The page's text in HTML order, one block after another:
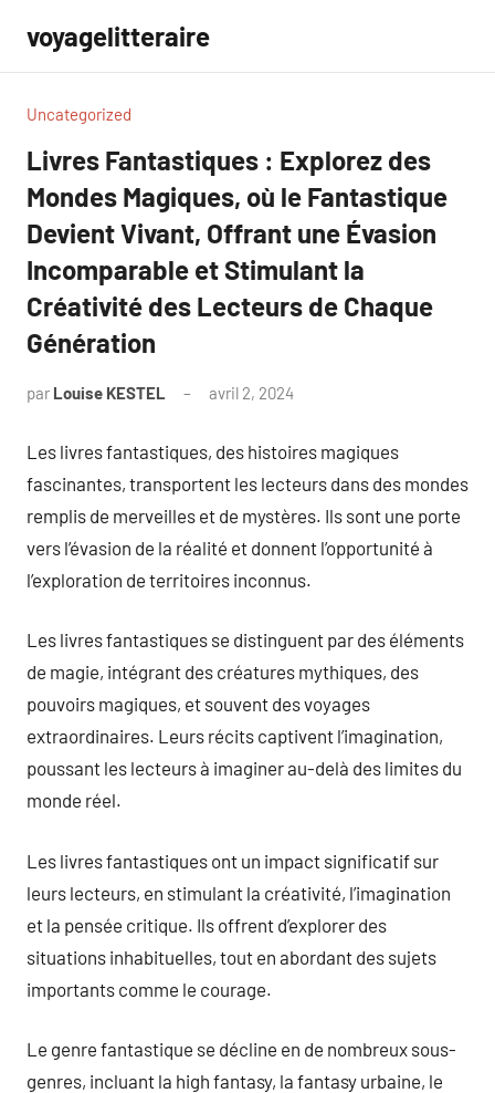
contenu
voyagelitteraire
Uncategorized
Livres Fantastiques : Explorez des
Mondes Magiques, où le Fantastique
Devient Vivant, Offrant une Évasion
Incomparable et Stimulant la
Créativité des Lecteurs de Chaque
Génération
par Louise KESTEL avril 2, 2024
Les livres fantastiques, des histoires magiques
fascinantes, transportent les lecteurs dans des mondes
remplis de merveilles et de mystères. Ils sont une porte
vers l’évasion de la réalité et donnent l’opportunité à
l’exploration de territoires inconnus.
Les livres fantastiques se distinguent par des éléments
de magie, intégrant des créatures mythiques, des
pouvoirs magiques, et souvent des voyages
extraordinaires. Leurs récits captivent l’imagination,
poussant les lecteurs à imaginer au-delà des limites du
monde réel.
Les livres fantastiques ont un impact significatif sur
leurs lecteurs, en stimulant la créativité, l’imagination
et la pensée critique. Ils offrent d’explorer des
situations inhabituelles, tout en abordant des sujets
importants comme le courage.
Le genre fantastique se décline en de nombreux sous-
genres, incluant la high fantasy, la fantasy urbaine, le